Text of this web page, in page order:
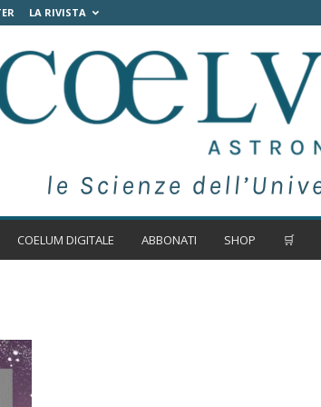
LA RIVISTA
COELUM DIGITALE ABBONATI SHOP 🛒